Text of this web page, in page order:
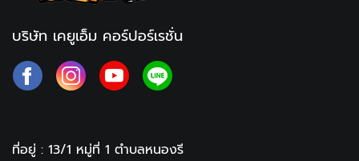
บริษัท เคยูเอ็ม คอร์ปอร์เรชั่น
ที่อยู่ : 13/1 หมู่ที่ 1 ตำบลหนองรี